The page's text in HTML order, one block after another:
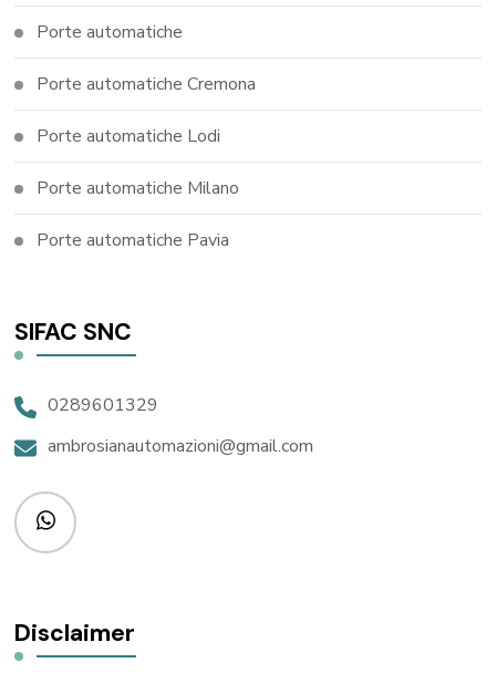
Porte automatiche
Porte automatiche Cremona
Porte automatiche Lodi
Porte automatiche Milano
Porte automatiche Pavia
SIFAC SNC
0289601329
ambrosianautomazioni@gmail.com
Disclaimer